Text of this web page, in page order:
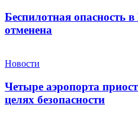
Беспилотная опасность
отменена
Новости
Четыре аэропорта
целях безопасности